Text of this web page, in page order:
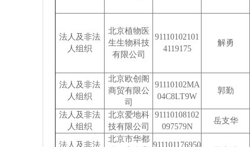
法人及非法
人组织
北京植物医
生生物科技
有限公司
91110102101
4119175
解勇
法人及非法
人组织
北京欧创阁
商贸有限公
司
91110102MA
04C8LT9W
郭勤
法人及非法
人组织
北京爱地科
技有限公司
91110108102
097579N
岳支华
法人及非法
北京市华都
911101176950